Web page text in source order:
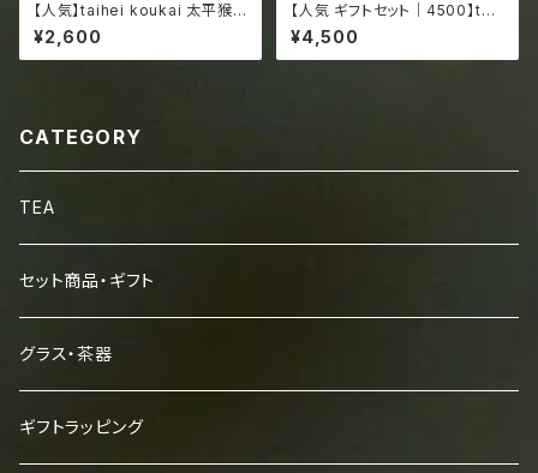
【人気】taihei koukai 太平猴
魁 たいへいこうかい／ 希少！ 新
茶 2026 手作り プレミアム グ
ラスで楽しむ 中国緑茶 安徽省
¥2,600
【人気 ギフトセット｜4500】taih
eikoukai & glass ／圧倒的な
非日常感／初心者にもお茶好き
にもおすすめ／最高品質の中国
¥4,500
CATEGORY
TEA
セット商品・ギフト
グラス・茶器
ギフトラッピング